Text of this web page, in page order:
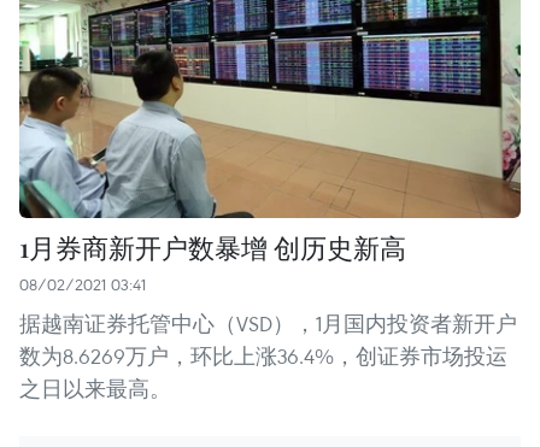
1月券商新开户数暴增 创历史新高
08/02/2021 03:41
据越南证券托管中心（VSD），1月国内投资者新开户
数为8.6269万户，环比上涨36.4%，创证券市场投运
之日以来最高。